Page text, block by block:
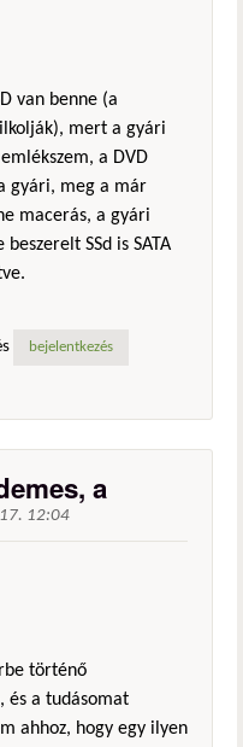
van benne (a
mert a gyári
a DVD
gyári, meg a már
macerás, a gyári
SSd is SATA
bejelentkezés
a
12:04
történő
és a tudásomat
ahhoz, hogy egy ilyen